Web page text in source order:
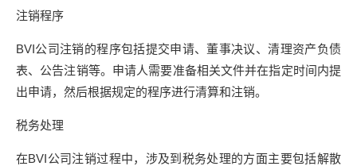
注销程序
BVI公司注销的程序包括提交申请、董事决议、清理资产负债
表、公告注销等。申请人需要准备相关文件并在指定时间内提
出申请，然后根据规定的程序进行清算和注销。
税务处理
在BVI公司注销过程中，涉及到税务处理的方面主要包括解散